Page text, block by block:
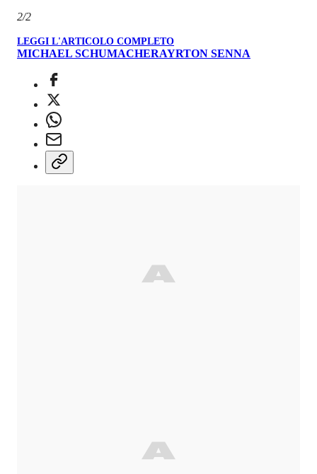
2/2
LEGGI L'ARTICOLO COMPLETO
MICHAEL SCHUMACHERAYRTON SENNA